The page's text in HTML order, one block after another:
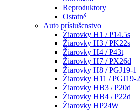
Reproduktory
Ostatné
Auto príslušenstvo
Žiarovky H1 / P14.5s
Žiarovky H3 / PK22s
Žiarovky H4 / P43t
Žiarovky H7 / PX26d
Žiarovky H8 / PGJ19-1
Žiarovky H11 / PGJ19-2
Žiarovky HB3 / P20d
Žiarovky HB4 / P22d
Žiarovky HP24W